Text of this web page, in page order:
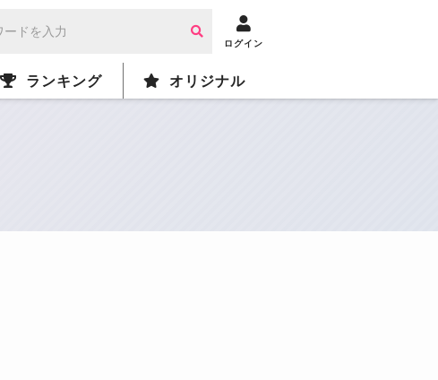
ログイン
ランキング オリジナル